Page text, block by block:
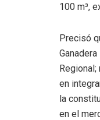
100 m³,
Precisó
en
la
en el